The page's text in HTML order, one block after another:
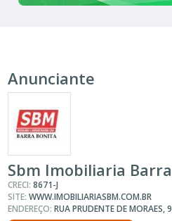
Anunciante
Sbm Imobiliaria
CRECI:8671-J
SITE:WWW.IMOBILIARIASBM.COM.BR
ENDEREÇO:RUA PRUDENTE DE